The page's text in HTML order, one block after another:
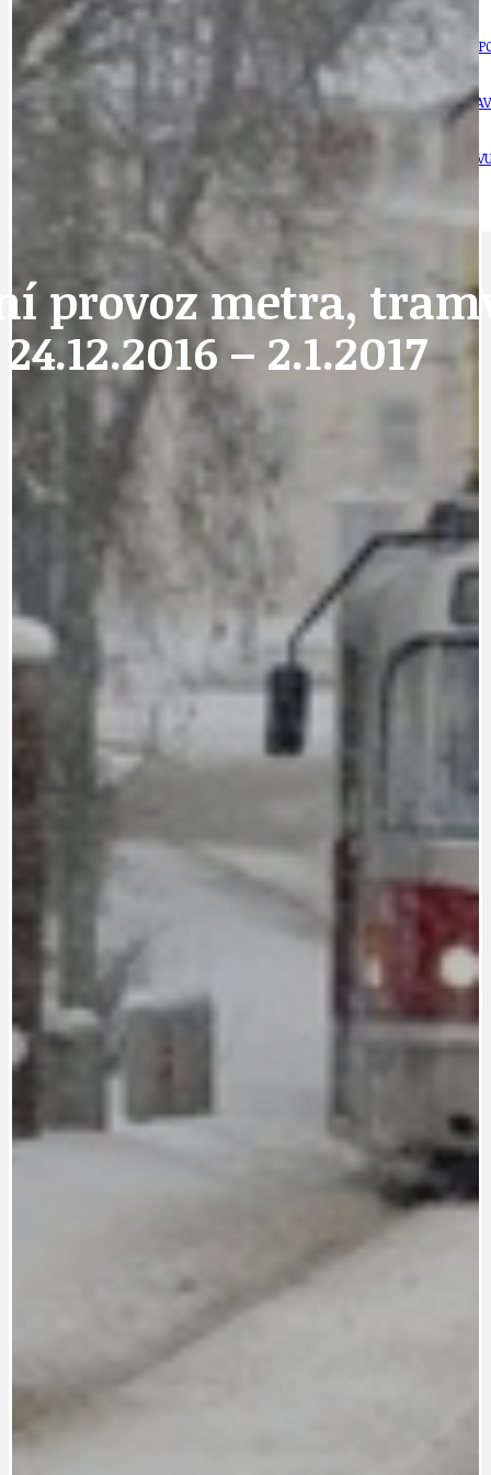
DOPRAVA
GRANTY A DOTACE
HODKOVSKÁ ULICE
IDEAL LUX
OBČANSKÁ
OBECNÍ
OBRAZEM,
provoz metra,
– 2.1.2017